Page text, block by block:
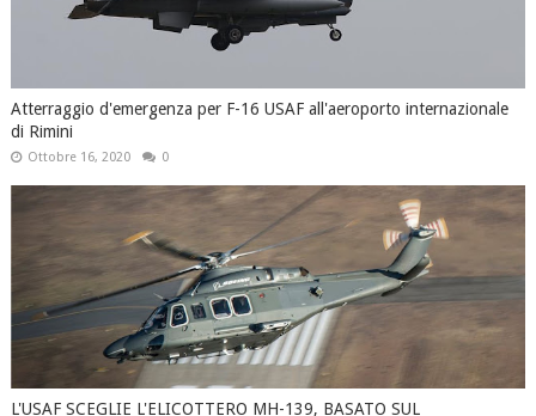
Atterraggio d'emergenza per F-16 USAF all'aeroporto internazionale
di Rimini
Ottobre 16, 2020 0
L'USAF SCEGLIE L'ELICOTTERO MH-139, BASATO SUL